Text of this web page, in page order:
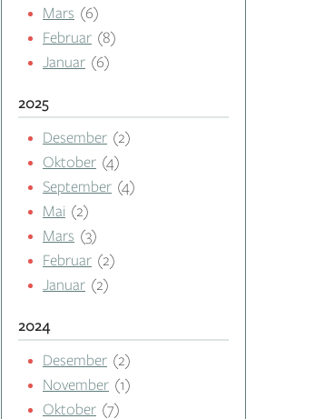
Mars (6)
Februar (8)
Januar (6)
2025
Desember (2)
Oktober (4)
September (4)
Mai (2)
Mars (3)
Februar (2)
Januar (2)
2024
Desember (2)
November (1)
Oktober (7)